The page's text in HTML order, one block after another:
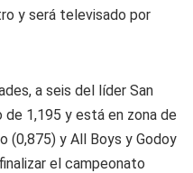
y será televisado por
a seis del líder San
1,195 y está en zona de
(0,875) y All Boys y Godoy
el campeonato